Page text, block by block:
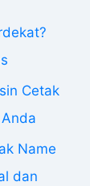
Cetak
Name
dan